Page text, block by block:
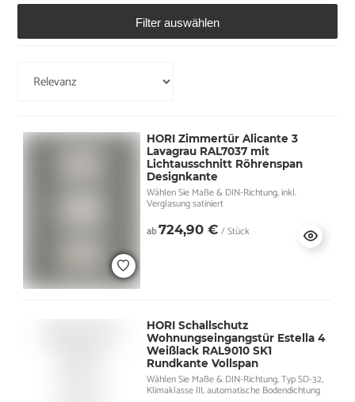
Filter auswählen
HORI Zimmertür Alicante 3
Lavagrau RAL7037 mit
Lichtausschnitt Röhrenspan
Designkante
Wählen Sie Maße & DIN-Richtung, inkl.
Verglasung satiniert
ab724,90 € / Stück
HORI Schallschutz
Wohnungseingangstür Estella 4
Weißlack RAL9010 SK1
Rundkante Vollspan
Wählen Sie Maße & DIN-Richtung, Typ SD-32,
Klimaklasse III, automatische Bodendichtung